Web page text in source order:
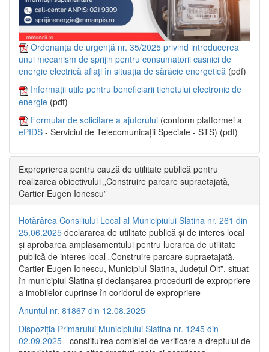
Ordonanța de urgență nr. 35/2025 privind introducerea
unui mecanism de sprijin pentru consumatorii casnici de
energie electrică aflați în situația de sărăcie energetică (pdf)
Informații utile pentru beneficiarii tichetului electronic de
energie (pdf)
Formular de solicitare a ajutorului (conform platformei a
ePIDS - Serviciul de Telecomunicații Speciale - STS) (pdf)
Exproprierea pentru cauză de utilitate publică pentru
realizarea obiectivului „Construire parcare supraetajată,
Cartier Eugen Ionescu”
Hotărârea Consiliului Local al Municipiului Slatina nr. 261 din
25.06.2025 declararea de utilitate publică și de interes local
și aprobarea amplasamentului pentru lucrarea de utilitate
publică de interes local „Construire parcare supraetajată,
Cartier Eugen Ionescu, Municipiul Slatina, Județul Olt”, situat
în municipiul Slatina și declanșarea procedurii de expropriere
a imobilelor cuprinse în coridorul de expropriere
Anunțul nr. 81867 din 12.08.2025
Dispoziția Primarului Municipiului Slatina nr. 1245 din
02.09.2025 - constituirea comisiei de verificare a dreptului de